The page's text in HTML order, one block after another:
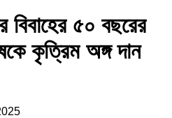
বিবাহের ৫০ বছরের
কৃত্রিম অঙ্গ দান